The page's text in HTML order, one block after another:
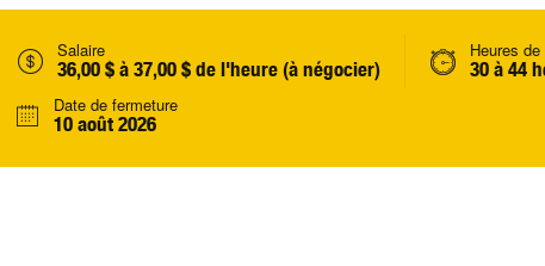
Salaire
36,00 $ à 37,00 $ de l'heure (à négocier)
Heures
30 à 44
Date de fermeture
10 août 2026